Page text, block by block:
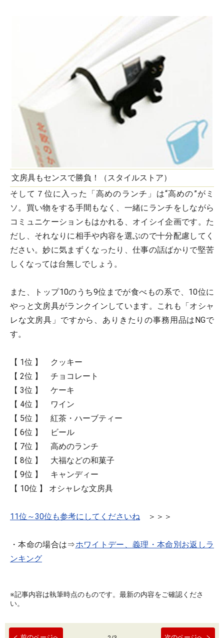
文房具もセンスで勝負！（スタイルストア）
そして７位に入った「高めのランチ」は“高めの”がミ
ソ。買い物をする手間もなく、一緒にランチをしながら
コミュニケーションもはかれる、オイシイ企画です。た
だし、それなりに相手や内容を選ぶので十分配慮してく
ださい。妙に気まずくなったり、仕事の話ばかりで堅苦
しくなっては台無しでしょう。
また、トップ10のうち9位までが食べもの系で、10位に
やっと文房具がランクインしています。これも「オシャ
レな文房具」ですから、ありきたりの事務用品はNGで
す。
【 1位 】 クッキー
【 2位 】 チョコレート
【 3位 】 ケーキ
【 4位 】 ワイン
【 5位 】 紅茶・ハーブティー
【 6位 】 ビール
【 7位 】 高めのランチ
【 8位 】 大福などの和菓子
【 9位 】 キャンディー
【 10位 】 オシャレな文房具
11位～30位も参考にしてくださいね ＞＞＞
・本命の場合は⇒ホワイトデー、義理・本命別お返しラ
ンキング
※記事内容は執筆時点のものです。最新の内容をご確認くださ
い。